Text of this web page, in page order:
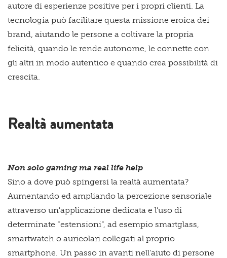
autore di esperienze positive per i propri clienti. La
tecnologia può facilitare questa missione eroica dei
brand, aiutando le persone a coltivare la propria
felicità, quando le rende autonome, le connette con
gli altri in modo autentico e quando crea possibilità di
crescita.
Realtà aumentata
Non solo gaming ma real life help
Sino a dove può spingersi la realtà aumentata?
Aumentando ed ampliando la percezione sensoriale
attraverso un'applicazione dedicata e l'uso di
determinate “estensioni”, ad esempio smartglass,
smartwatch o auricolari collegati al proprio
smartphone. Un passo in avanti nell'aiuto di persone